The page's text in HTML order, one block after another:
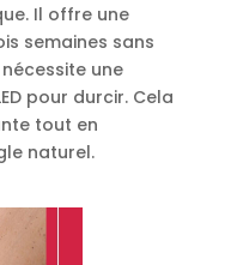
Il offre une
semaines sans
une
pour durcir. Cela
tout en
naturel.